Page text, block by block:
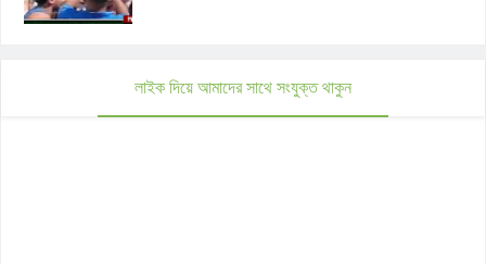
লাইক দিয়ে আমাদের সাথে সংযুক্ত থাকুন